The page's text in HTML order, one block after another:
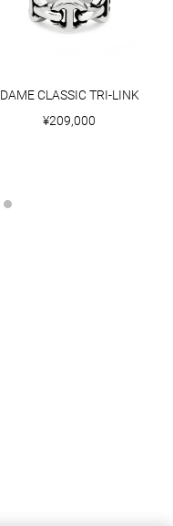
DAME CLASSIC TRI-LINK
¥209,000